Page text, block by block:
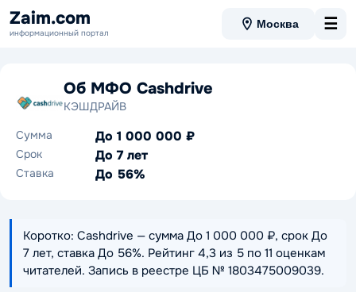
Zaim.com
информационный портал
Москва ☰
Об МФО Cashdrive
КЭШДРАЙВ
Сумма
До 1 000 000 ₽
Срок До 7 лет
Ставка До 56%
Коротко: Cashdrive — сумма До 1 000 000 ₽, срок До
7 лет, ставка До 56%. Рейтинг 4,3 из 5 по 11 оценкам
читателей. Запись в реестре ЦБ № 1803475009039.